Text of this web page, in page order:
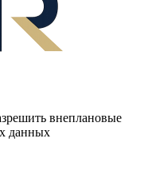
внеплановые
данных